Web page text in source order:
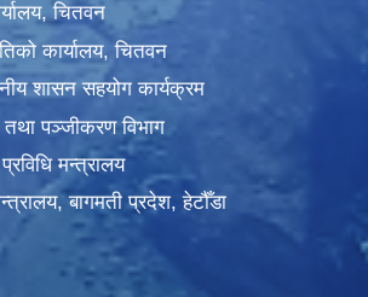
चितवन
कार्यालय, चितवन
शासन सहयोग कार्यक्रम
तथा पञ्‍जीकरण विभाग
मन्त्रालय
बागमती प्रदेश, हेटौँडा